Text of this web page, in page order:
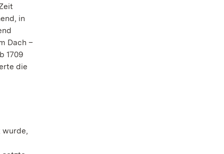
in
Dach –
1709
die
wurde,